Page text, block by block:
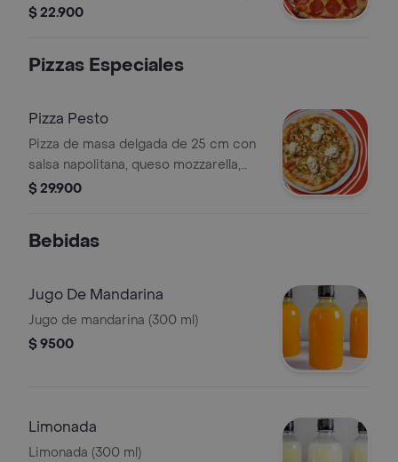
pepperoni.
$ 22.900
Pizzas Especiales
Pizza Pesto
Pizza de masa delgada de 25 cm con
salsa napolitana, queso mozzarella,
burrata, pesto, almendras (nuez)
$ 29.900
Bebidas
Jugo De Mandarina
Jugo de mandarina (300 ml)
$ 9500
Limonada
Limonada (300 ml)